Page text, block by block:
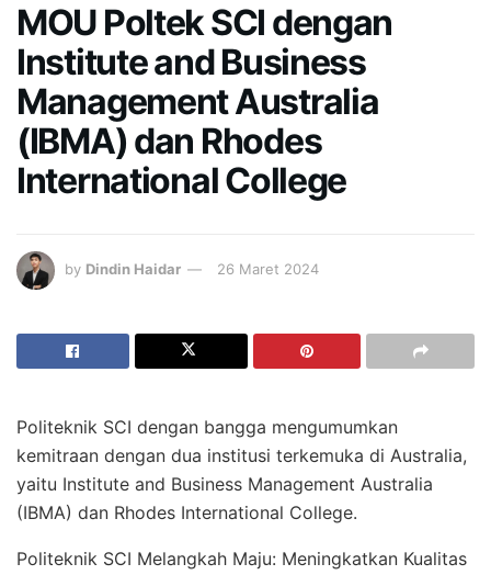
MOU Poltek SCI dengan
Institute and Business
Management Australia
(IBMA) dan Rhodes
International College
by Dindin Haidar 26 Maret 2024
Politeknik SCI dengan bangga mengumumkan
kemitraan dengan dua institusi terkemuka di Australia,
yaitu Institute and Business Management Australia
(IBMA) dan Rhodes International College.
Politeknik SCI Melangkah Maju: Meningkatkan Kualitas